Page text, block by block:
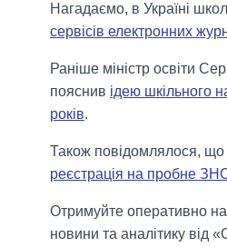
Нагадаємо, в Україні
сервісів електронних
Раніше міністр освіти
пояснив ідею шкільного
років.
Також повідомлялося, що
реєстрація на пробне
Отримуйте оперативно
новини та аналітику від